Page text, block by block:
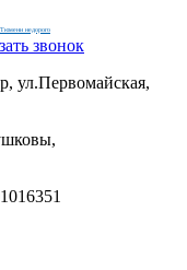
недорого
звонок
ул.Первомайская,